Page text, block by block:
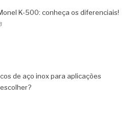
K-500: conheça os diferenciais!
de aço inox para aplicações